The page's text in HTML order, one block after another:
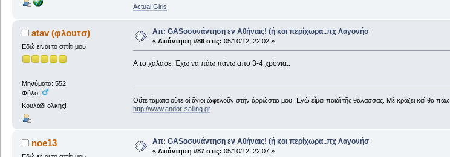
Actual Girls
atav (φλουτσ)
Εδώ είναι το σπίτι μου
Μηνύματα: 552
Φύλο:
Κουλάδι ολκής!
Απ: GASοσυνάντηση εν Αθήναις! (ή και περίχωρα..πχ Λαγονήσ
« Απάντηση #86 στις: 05/10/12, 22:02 »
Α το χάλασε; Έχω να πάω πάνω απο 3-4 χρόνια..
Οὔτε τάματα οὔτε οἱ ἅγιοι ὠφελοῦν στὴν ἀρρώστια μου. Ἐγὼ εἶμαι παιδὶ τῆς θάλασσας. Μὲ κράζει καὶ θὰ πάω.
http://www.andor-sailing.gr
noe13 Απ: GASοσυνάντηση εν Αθήναις! (ή και περίχωρα..πχ Λαγονήσ
« Απάντηση #87 στις: 05/10/12, 22:07 »